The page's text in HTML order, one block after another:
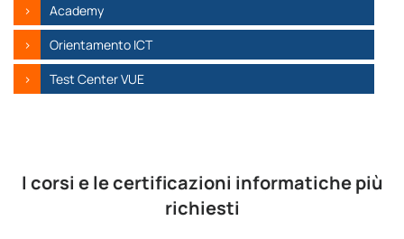
Academy
Orientamento ICT
Test Center VUE
I corsi e le certificazioni informatiche più
richiesti